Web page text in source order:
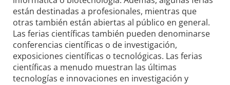
están destinadas a profesionales, mientras que
otras también están abiertas al público en general.
Las ferias científicas también pueden denominarse
conferencias científicas o de investigación,
exposiciones científicas o tecnológicas. Las ferias
científicas a menudo muestran las últimas
tecnologías e innovaciones en investigación y